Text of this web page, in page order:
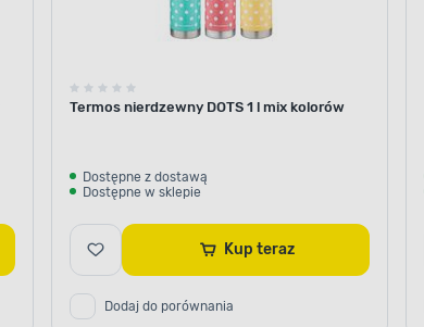
Termos nierdzewny DOTS 1 l mix kolorów
Dostępne z dostawą
Dostępne w sklepie
Kup teraz
Dodaj do porównania